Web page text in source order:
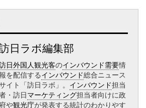
日ラボ編集部
日外国人観光客のインバウンド需要情
を配信するインバウンド総合ニュース
イト「訪日ラボ」。 インバウンド担当
・訪日マーケティング担当者向けに政
府や観光庁が発表する統計のわかりやす